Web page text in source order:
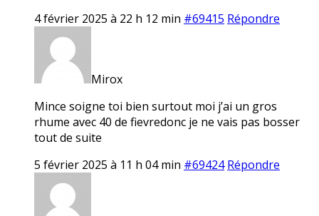
4 février 2025 à 22 h 12 min #69415 Répondre
Mirox
Mince soigne toi bien surtout moi j’ai un gros
rhume avec 40 de fievredonc je ne vais pas bosser
tout de suite
5 février 2025 à 11 h 04 min #69424 Répondre